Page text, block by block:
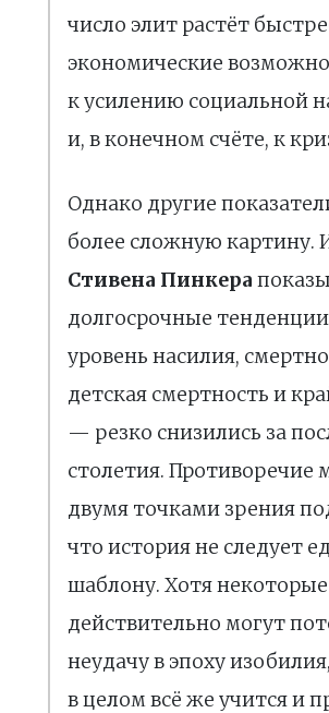
число элит растёт
экономические
к усилению социальной
и, в конечном счёте, к
Однако другие
более сложную картину.
Стивена Пинкера
долгосрочные
уровень насилия,
детская смертность и
— резко снизились за
столетия. Противоречие
двумя точками зрения
что история не следует
шаблону. Хотя
действительно могут
неудачу в эпоху
в целом всё же учится и